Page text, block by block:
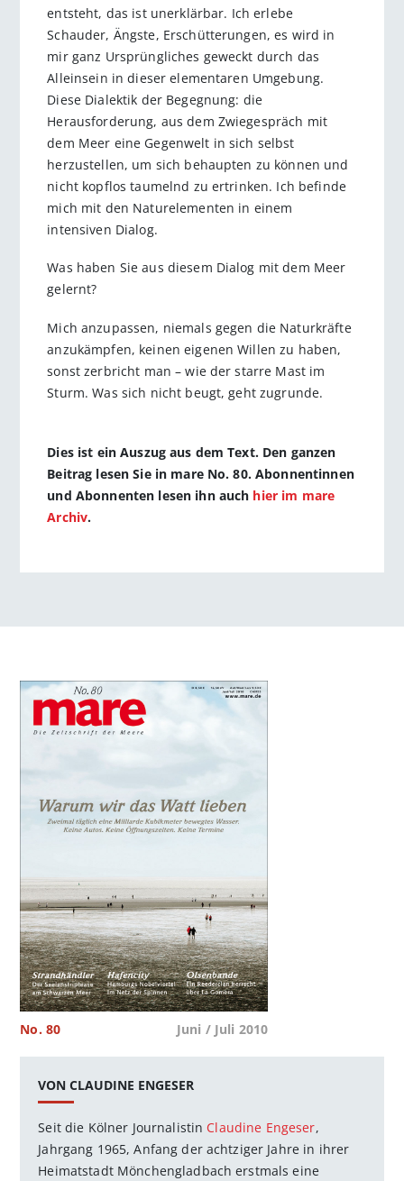
entsteht, das ist unerklärbar. Ich erlebe
Schauder, Ängste, Erschütterungen, es wird in
mir ganz Ursprüngliches geweckt durch das
Alleinsein in dieser elementaren Umgebung.
Diese Dialektik der Begegnung: die
Herausforderung, aus dem Zwiegespräch mit
dem Meer eine Gegenwelt in sich selbst
herzustellen, um sich behaupten zu können und
nicht kopflos taumelnd zu ertrinken. Ich befinde
mich mit den Naturelementen in einem
intensiven Dialog.
Was haben Sie aus diesem Dialog mit dem Meer
gelernt?
Mich anzupassen, niemals gegen die Naturkräfte
anzukämpfen, keinen eigenen Willen zu haben,
sonst zerbricht man – wie der starre Mast im
Sturm. Was sich nicht beugt, geht zugrunde.
Dies ist ein Auszug aus dem Text. Den ganzen
Beitrag lesen Sie in mare No. 80. Abonnentinnen
und Abonnenten lesen ihn auch hier im mare
Archiv.
No. 80 Juni / Juli 2010
VON CLAUDINE ENGESER
Seit die Kölner Journalistin Claudine Engeser,
Jahrgang 1965, Anfang der achtziger Jahre in ihrer
Heimatstadt Mönchengladbach erstmals eine